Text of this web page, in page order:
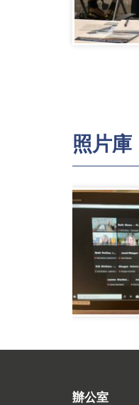
照片庫
辦公室